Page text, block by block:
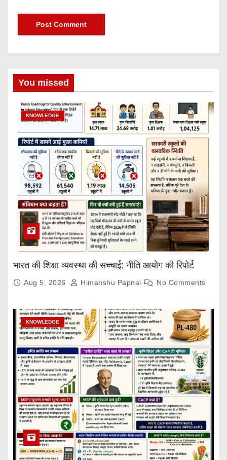
You missed
KNOWLEDGE
भारत की शिक्षा व्यवस्था की सच्चाई: नीति आयोग की रिपोर्ट
Aug 5, 2026 Himanshu Papnai No Comments
KNOWLEDGE